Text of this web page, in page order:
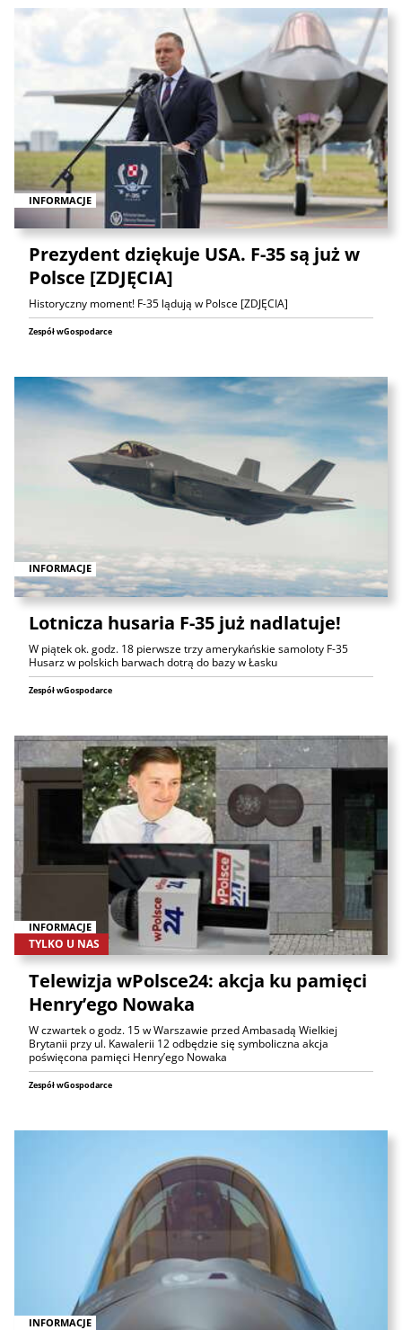
INFORMACJE
Prezydent dziękuje USA. F-35 są już w
Polsce [ZDJĘCIA]
Historyczny moment! F-35 lądują w Polsce [ZDJĘCIA]
Zespół wGospodarce
INFORMACJE
Lotnicza husaria F-35 już nadlatuje!
W piątek ok. godz. 18 pierwsze trzy amerykańskie samoloty F-35
Husarz w polskich barwach dotrą do bazy w Łasku
Zespół wGospodarce
INFORMACJE
TYLKO U NAS
Telewizja wPolsce24: akcja ku pamięci
Henry’ego Nowaka
W czwartek o godz. 15 w Warszawie przed Ambasadą Wielkiej
Brytanii przy ul. Kawalerii 12 odbędzie się symboliczna akcja
poświęcona pamięci Henry’ego Nowaka
Zespół wGospodarce
INFORMACJE